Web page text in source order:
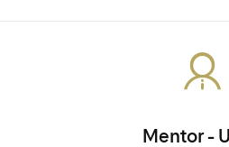
Mentor -